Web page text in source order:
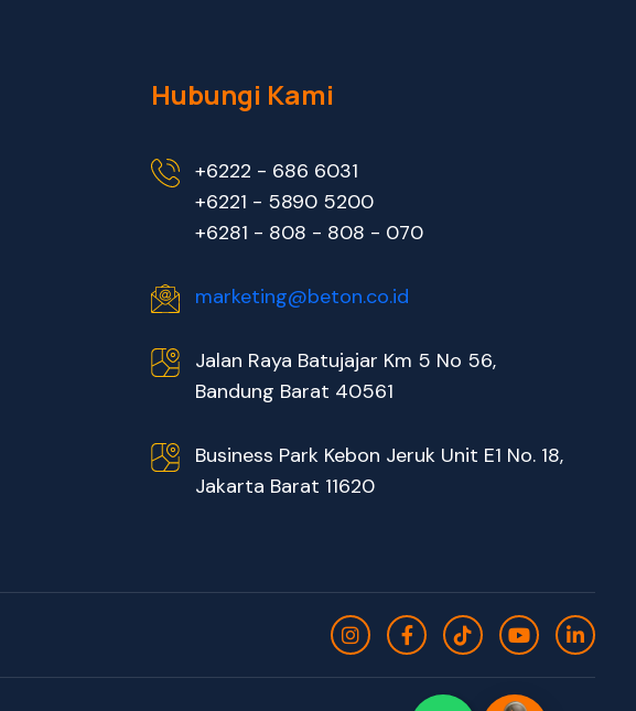
Hubungi Kami
+6222 - 686 6031
+6221 - 5890 5200
+6281 - 808 - 808 - 070
marketing@beton.co.id
Jalan Raya Batujajar Km 5 No 56,
Bandung Barat 40561
Business Park Kebon Jeruk Unit E1 No. 18,
Jakarta Barat 11620